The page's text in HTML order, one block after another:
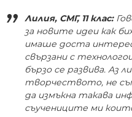
Лилия, СМГ, 11 клас:
за новите идеи как
имаше доста
свързани с
бързо се развива. Аз
творчеството, не
да измъкна такава
съучениците ми